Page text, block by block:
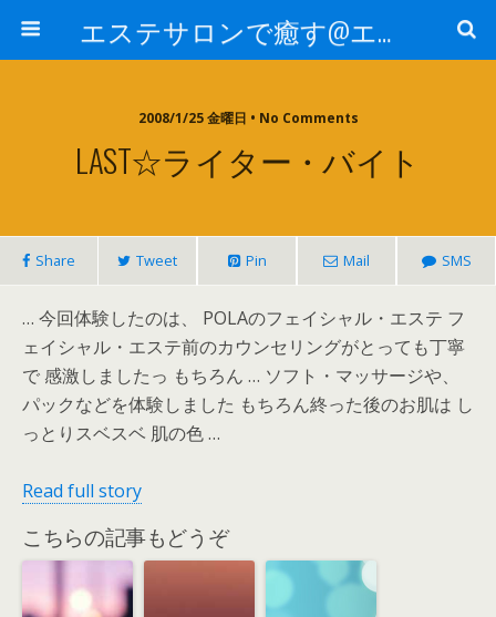
エステサロンで癒す@エステ～全国エステ情報
2008/1/25 金曜日 • No Comments
LAST☆ライター・バイト
Share Tweet Pin Mail SMS
… 今回体験したのは、 POLAのフェイシャル・エステ フ
ェイシャル・エステ前のカウンセリングがとっても丁寧
で 感激しましたっ もちろん … ソフト・マッサージや、
パックなどを体験しました もちろん終った後のお肌は し
っとりスベスベ 肌の色 …
Read full story
こちらの記事もどうぞ